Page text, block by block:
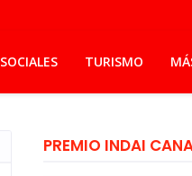
SOCIALES TURISMO
PREMIO INDAI